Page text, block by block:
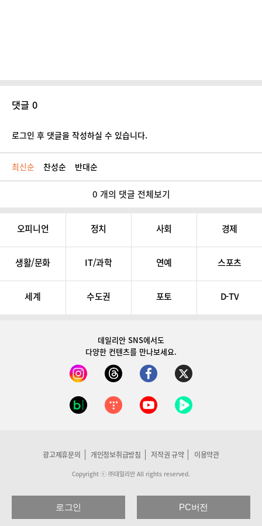
댓글 0
로그인 후 댓글을 작성하실 수 있습니다.
최신순 찬성순 반대순
0 개의 댓글 전체보기
오피니언 정치 사회 경제
생활/문화 IT/과학 연예 스포츠
세계 수도권 포토 D-TV
데일리안 SNS에서도
다양한 컨텐츠를 만나보세요.
광고제휴문의 개인정보취급방침 저작권 규약 이용약관
Copyright ⓒ ㈜데일리안 All rights reserved.
로그인 PC버전